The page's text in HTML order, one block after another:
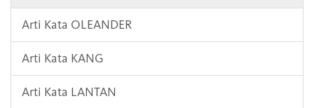
Arti Kata OLEANDER
Arti Kata KANG
Arti Kata LANTAN